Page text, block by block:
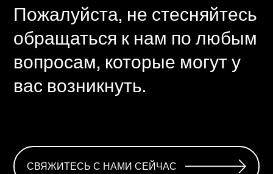
Пожалуйста, не стесняйтесь
обращаться к нам по любым
вопросам, которые могут у
вас возникнуть.
СВЯЖИТЕСЬ С НАМИ СЕЙЧАС